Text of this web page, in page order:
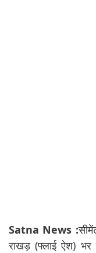
Satna News :
राखड़ (फ्लाई ऐश)